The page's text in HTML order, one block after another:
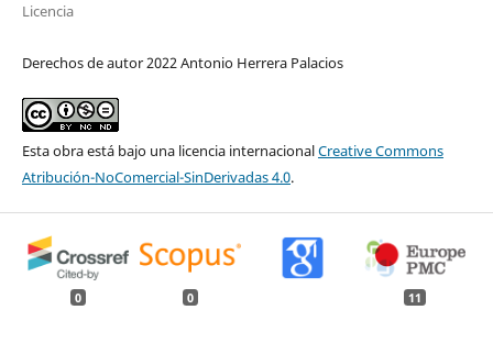
Licencia
Derechos de autor 2022 Antonio Herrera Palacios
Esta obra está bajo una licencia internacionalCreative Commons
Atribución-NoComercial-SinDerivadas 4.0.
0 0 11